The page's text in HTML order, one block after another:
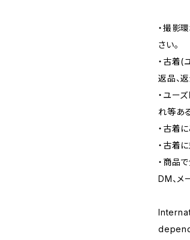
・撮影
さい。
・古着(
返品、
・ユー
れ等あ
・古着
・古着
・商品
DM、メ